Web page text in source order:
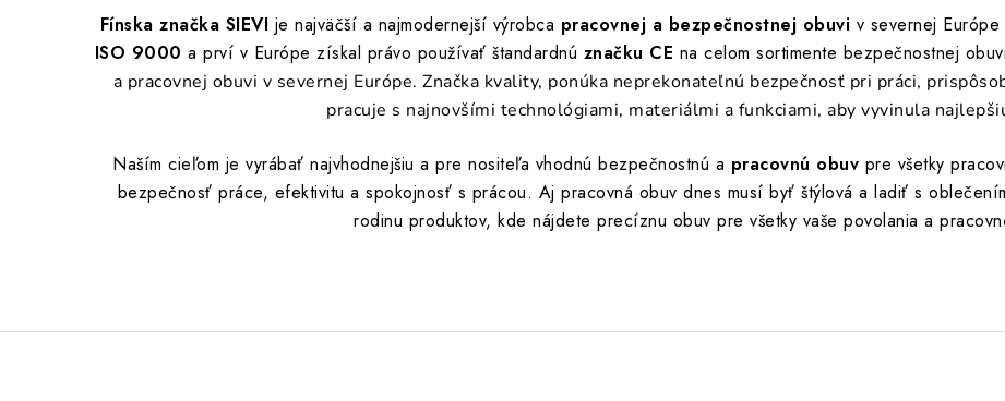
Fínska značka SIEVI je najväčší a najmodernejší výrobca pracovnej a bezpečnostnej obuvi v severnej
ISO 9000 a prví v Európe získal právo používať štandardnú značku CE na celom sortimente bezpečnostnej
a pracovnej obuvi v severnej Európe. Značka kvality, ponúka neprekonateľnú bezpečnosť pri práci,
pracuje s najnovšími technológiami, materiálmi a funkciami, aby vyvinula
Naším cieľom je vyrábať najvhodnejšiu a pre nositeľa vhodnú bezpečnostnú a pracovnú obuv pre všetky
bezpečnosť práce, efektivitu a spokojnosť s prácou. Aj pracovná obuv dnes musí byť štýlová a ladiť s
rodinu produktov, kde nájdete precíznu obuv pre všetky vaše povolania a